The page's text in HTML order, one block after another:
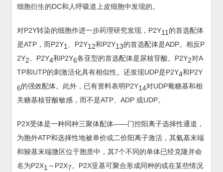
细胞衍生的DC和人呼吸道上皮细胞中发现的。
对P2Y转染的细胞作进一步药理研究发现，P2Y11 的首选配体
是ATP，而P2Y1 、P2Y12和P2Y13的首选配体是ADP。相反P
2Y2 、P2Y4和P2Y6各亚型的首选配体是尿核苷酸。P2Y2对A
TP和UTP的刺激活化具有相似性。还发现UDP是P2Y4和P2Y
6的强效配体。此外，已有资料表明P2Y14对UDP葡糖基和相
关糖基核苷酸敏感，而不是ATP、ADP 或UDP。
P2X受体是一种同种三聚体配体——门控阳离子选择性通道，
为胞外ATP和选择性地被单价或二价阳离子激活，其氨基末端
和羧基末端微区位于胞质中，其7个不同的单体已经克隆并命
名为P2X1 ～P2X7。P2X亚基可聚合形成同种的或在某些情况